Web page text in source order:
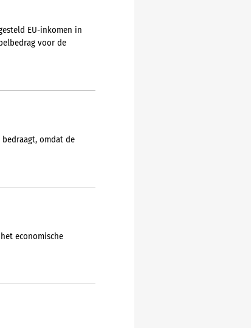
EU-inkomen in
voor de
omdat de
economische